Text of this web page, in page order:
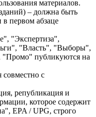
материалов.
– должна быть
в первом абзаце
"Экспертиза",
"Власть", "Выборы",
"Промо" публикуются на
совместно с
републикация и
которое содержит
EPA / UPG, строго